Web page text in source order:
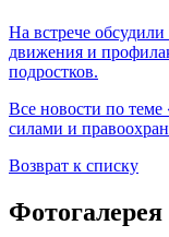
На встрече
движения и
подростков.
Все новости по
силами и
Возврат к списку
Фотогалерея